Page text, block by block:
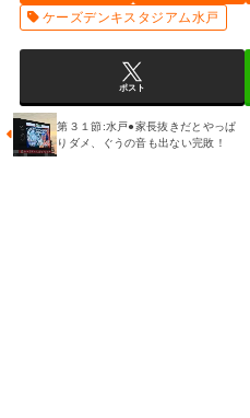
ケーズデンキスタジアム水戸
ポスト
第３１節:水戸●家長抜きだとやっぱ
りダメ、ぐうの音も出ない完敗！